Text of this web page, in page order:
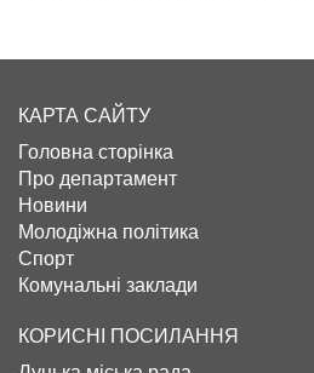
КАРТА САЙТУ
Головна сторінка
Про департамент
Новини
Молодіжна політика
Спорт
Комунальні заклади
КОРИСНІ ПОСИЛАННЯ